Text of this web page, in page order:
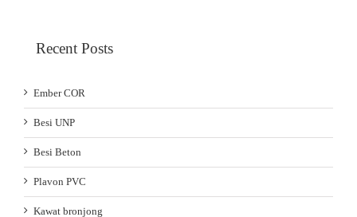
Recent Posts
Ember COR
Besi UNP
Besi Beton
Plavon PVC
Kawat bronjong